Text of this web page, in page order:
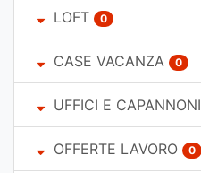
LOFT 0
CASE VACANZA 0
UFFICI E CAPANNONI
OFFERTE LAVORO 0